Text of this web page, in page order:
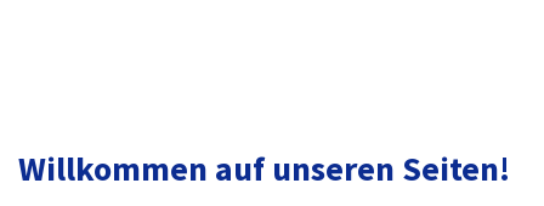
Willkommen auf unseren Seiten!